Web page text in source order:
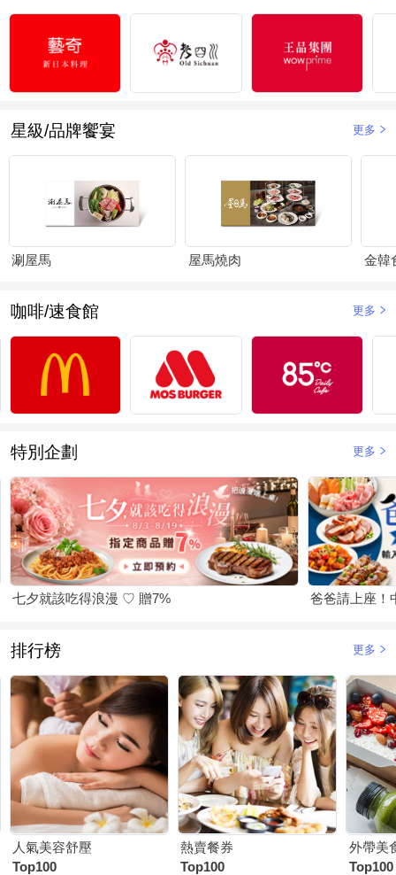
星級/品牌饗宴 更多
涮屋馬 屋馬燒肉 金韓
咖啡/速食館 更多
特別企劃 更多
七夕就該吃得浪漫 ♡ 贈7% 爸爸請上座！
排行榜 更多
人氣美容舒壓
Top100
熱賣餐券
Top100
外帶美
Top100